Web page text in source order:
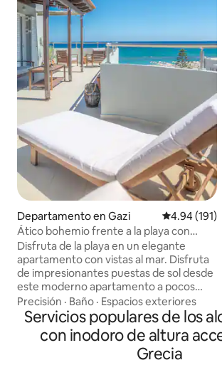
Departamento en Gazi Calificación
4.94 (191)
Ático bohemio frente a la playa con
vistas al mar
Disfruta de la playa en un elegante
apartamento con vistas al mar. Disfruta
de impresionantes puestas de sol desde
este moderno apartamento a pocos
pasos de la playa de Ammoudara.
Comienza el día nadando o relájate en el
balcón con vistas al mar. El encaje
tradicional cretense y las obras de arte
agregan un toque de folclore al elegante
Precisión · Baño · Espacios exteriores
Servicios populares de los
con inodoro de altura
Grecia